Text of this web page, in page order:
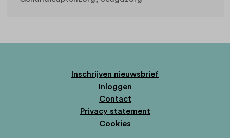
Inschrijven nieuwsbrief
Inloggen
Contact
Privacy statement
Cookies